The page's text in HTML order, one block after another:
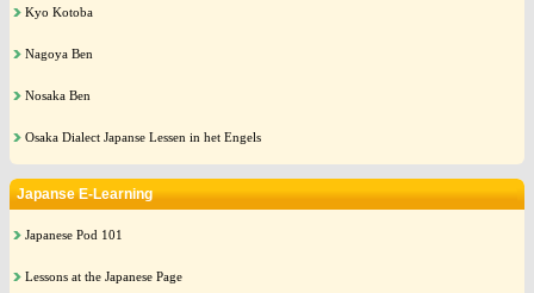
Kyo Kotoba
Nagoya Ben
Nosaka Ben
Osaka Dialect Japanse Lessen in het Engels
Japanse E-Learning
Japanese Pod 101
Lessons at the Japanese Page